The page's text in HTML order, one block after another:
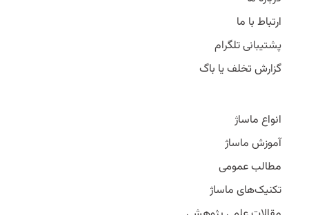
ارتباط با ما
پشتیبانی تلگرام
گزارش تخلف یا باگ
انواع ماساژ
آموزش ماساژ
مطالب عمومی
تکنیک‌های ماساژ